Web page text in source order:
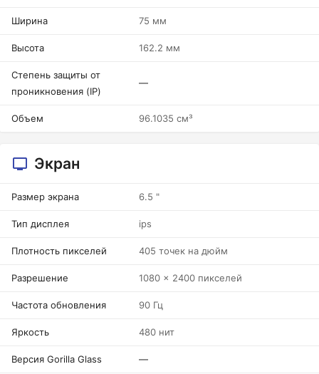
Ширина 75 мм
Высота 162.2 мм
Степень защиты от
проникновения (IP)
—
Объем 96.1035 см³
Экран
Размер экрана 6.5 "
Тип дисплея ips
Плотность пикселей 405 точек на дюйм
Разрешение 1080 x 2400 пикселей
Частота обновления 90 Гц
Яркость 480 нит
Версия Gorilla Glass —